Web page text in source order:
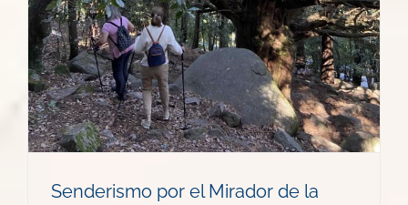
Senderismo por el Mirador de la